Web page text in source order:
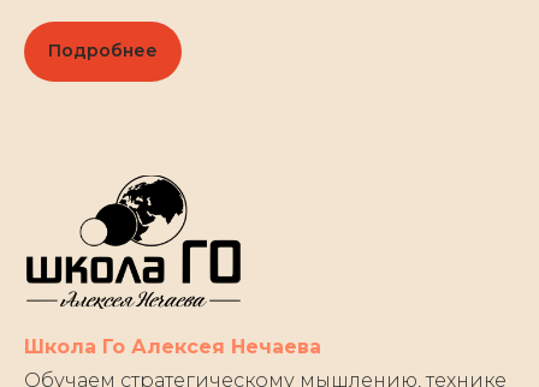
Подробнее
Школа Го Алексея Нечаева
Обучаем стратегическому мышлению, технике